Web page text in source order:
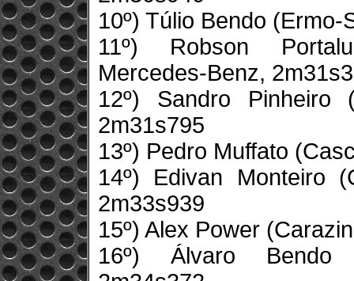
10º) Túlio Bendo
11º) Robson
Mercedes-Benz,
12º) Sandro Pinheiro
2m31s795
13º) Pedro Muffato
14º) Edivan Monteiro
2m33s939
15º) Alex Power
16º) Álvaro Bendo